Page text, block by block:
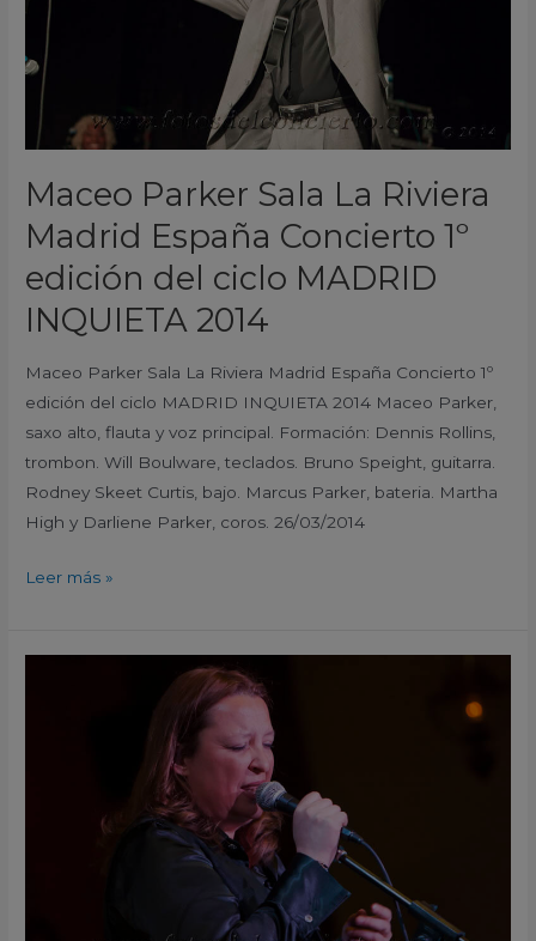
Maceo Parker Sala La Riviera
Madrid España Concierto 1º
edición del ciclo MADRID
INQUIETA 2014
Maceo Parker Sala La Riviera Madrid España Concierto 1º
edición del ciclo MADRID INQUIETA 2014 Maceo Parker,
saxo alto, flauta y voz principal. Formación: Dennis Rollins,
trombon. Will Boulware, teclados. Bruno Speight, guitarra.
Rodney Skeet Curtis, bajo. Marcus Parker, bateria. Martha
High y Darliene Parker, coros. 26/03/2014
España
Concierto
1º
del
MADRID
INQUIETA
Leer más »